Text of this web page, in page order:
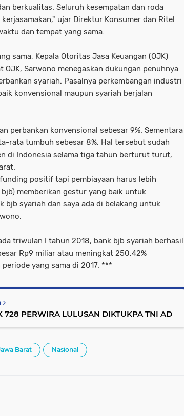
berkualitas. Seluruh kesempatan dan roda
ujar Direktur Konsumer dan Ritel
dan tempat yang sama.
sama, Kepala Otoritas Jasa Keuangan (OJK)
OJK, Sarwono menegaskan dukungan penuhnya
syariah. Pasalnya perkembangan industri
konvensional maupun syariah berjalan
perbankan konvensional sebesar 9%. Sementara
rata tumbuh sebesar 8%. Hal tersebut sudah
di Indonesia selama tiga tahun berturut turut,
positif tapi pembiayaan harus lebih
memberikan gestur yang baik untuk
bjb syariah dan saya ada di belakang untuk
triwulan I tahun 2018, bank bjb syariah berhasil
Rp9 miliar atau meningkat 250,42%
yang sama di 2017. ***
728 PERWIRA LULUSAN DIKTUKPA TNI AD
Barat Nasional